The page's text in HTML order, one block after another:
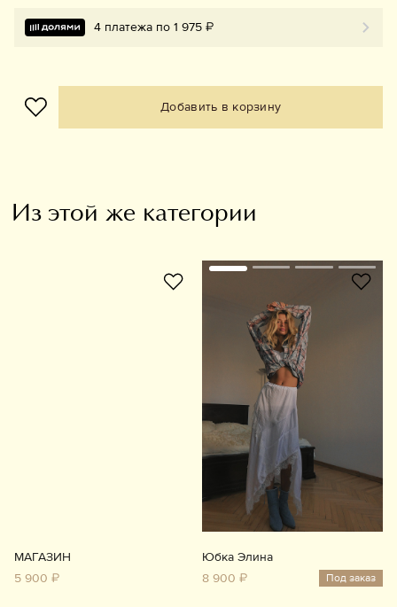
4 платежа по 1 975 ₽
Добавить в корзину
Из этой же категории
МАГАЗИН
5 900 ₽
Юбка Элина
8 900 ₽
Под заказ